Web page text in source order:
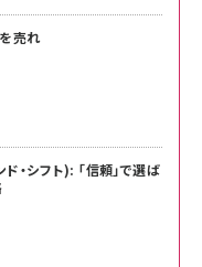
売れ
シフト): 「信頼」で選ば